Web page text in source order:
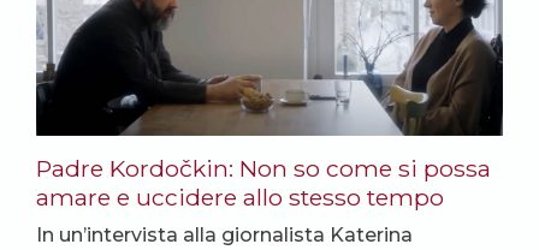
Padre Kordočkin: Non so come si possa
amare e uccidere allo stesso tempo
In un’intervista alla giornalista Katerina